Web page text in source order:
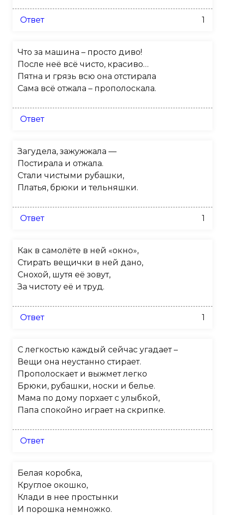
Ответ 1
Что за машина – просто диво!
После неё всё чисто, красиво…
Пятна и грязь всю она отстирала
Сама всё отжала – прополоскала.
Ответ
Загудела, зажужжала —
Постирала и отжала.
Стали чистыми рубашки,
Платья, брюки и тельняшки.
Ответ 1
Как в самолёте в ней «окно»,
Стирать вещички в ней дано,
Снохой, шутя её зовут,
За чистоту её и труд.
Ответ 1
С легкостью каждый сейчас угадает –
Вещи она неустанно стирает.
Прополоскает и выжмет легко
Брюки, рубашки, носки и белье.
Мама по дому порхает с улыбкой,
Папа спокойно играет на скрипке.
Ответ
Белая коробка,
Круглое окошко,
Клади в нее простынки
И порошка немножко.